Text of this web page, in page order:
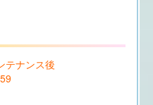
テナンス後